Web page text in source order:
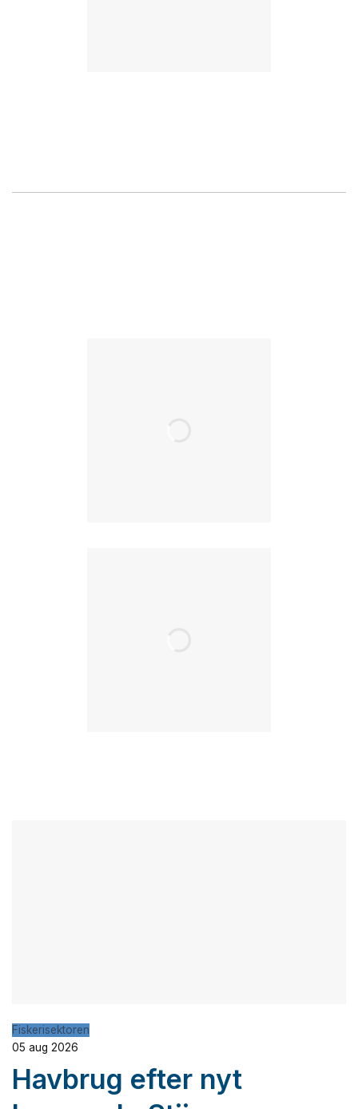
Fiskerisektoren
05 aug 2026
Havbrug efter nyt